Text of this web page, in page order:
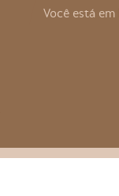
Você está em